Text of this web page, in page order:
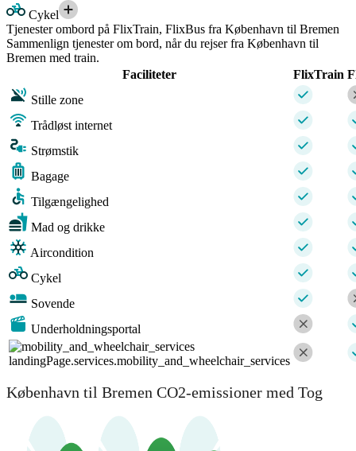
Cykel
Tjenester ombord på FlixTrain, FlixBus fra København til Bremen
Sammenlign tjenester om bord, når du rejser fra København til
Bremen med train.
Faciliteter
FlixTrain
Stille zone
Trådløst internet
Strømstik
Bagage
Tilgængelighed
Mad og drikke
Aircondition
Cykel
Sovende
Underholdningsportal
landingPage.services.mobility_and_wheelchair_services
København til Bremen CO2-emissioner med Tog